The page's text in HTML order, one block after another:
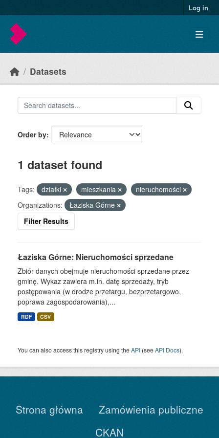
Log in
Datasets
Order by
1 dataset found
Tags: działki mieszkania
nieruchomości
Organizations:
Łaziska Górne
Filter Results
Łaziska Górne: Nieruchomości sprzedane
Zbiór danych obejmuje nieruchomości sprzedane przez
gminę. Wykaz zawiera m.in. datę sprzedaży, tryb
postępowania (w drodze przetargu, bezprzetargowo,
poprawa zagospodarowania),...
RDF CSV
You can also access this registry using theAPI (seeAPI Docs).
Strona główna
Zamówienia publiczne
CKAN